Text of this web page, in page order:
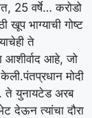
25 वर्षे… करोडो
खूप भाग्याची गोष्ट
ते
आशीर्वाद आहे, जो
केली.पंतप्रधान मोदी
ते युनायटेड अरब
देऊन त्यांचा दौरा